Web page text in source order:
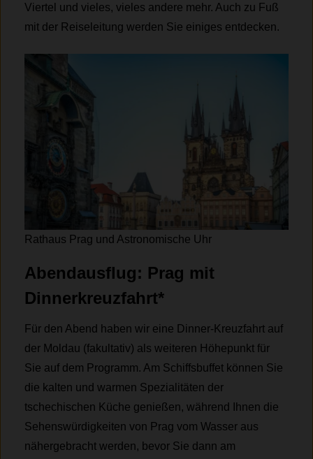
Viertel und vieles, vieles andere mehr. Auch zu Fuß
mit der Reiseleitung werden Sie einiges entdecken.
Rathaus Prag und Astronomische Uhr
Abendausflug: Prag mit
Dinnerkreuzfahrt*
Für den Abend haben wir eine Dinner-Kreuzfahrt auf
der Moldau (fakultativ) als weiteren Höhepunkt für
Sie auf dem Programm. Am Schiffsbuffet können Sie
die kalten und warmen Spezialitäten der
tschechischen Küche genießen, während Ihnen die
Sehenswürdigkeiten von Prag vom Wasser aus
nähergebracht werden, bevor Sie dann am